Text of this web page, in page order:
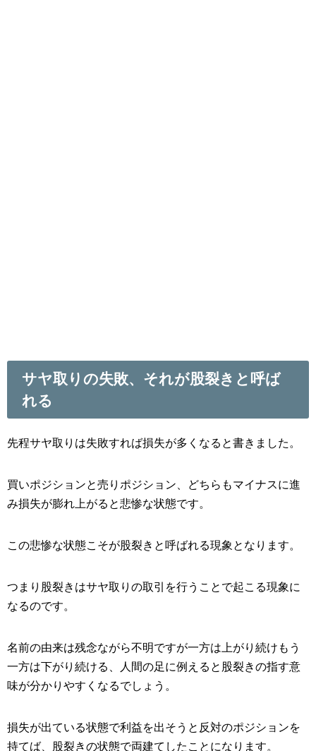
サヤ取りの失敗、それが股裂きと呼ば
れる
先程サヤ取りは失敗すれば損失が多くなると書きました。
買いポジションと売りポジション、どちらもマイナスに進
み損失が膨れ上がると悲惨な状態です。
この悲惨な状態こそが股裂きと呼ばれる現象となります。
つまり股裂きはサヤ取りの取引を行うことで起こる現象に
なるのです。
名前の由来は残念ながら不明ですが一方は上がり続けもう
一方は下がり続ける、人間の足に例えると股裂きの指す意
味が分かりやすくなるでしょう。
損失が出ている状態で利益を出そうと反対のポジションを
持てば、股裂きの状態で両建てしたことになります。